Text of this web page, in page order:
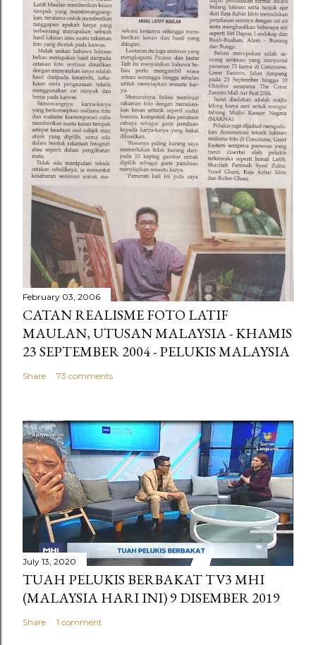
February 03, 2006
CATAN REALISME FOTO LATIF
MAULAN, UTUSAN MALAYSIA - KHAMIS
23 SEPTEMBER 2004 - PELUKIS MALAYSIA
Share 73 comments
July 13, 2020
TUAH PELUKIS BERBAKAT TV3 MHI
(MALAYSIA HARI INI) 9 DISEMBER 2019
Share 1 comment